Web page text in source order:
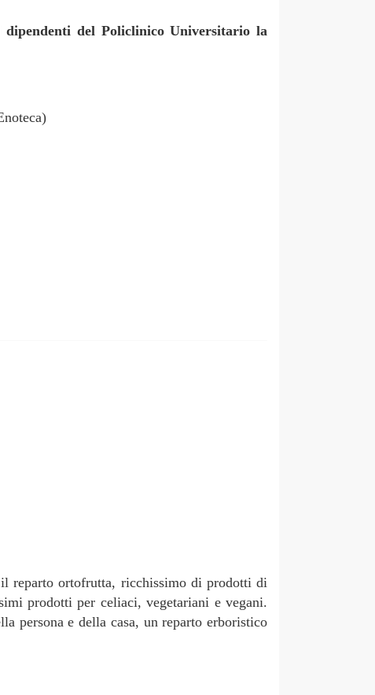
del Policlinico Universitario la
reparto ortofrutta, ricchissimo di prodotti di
prodotti per celiaci, vegetariani e vegani.
persona e della casa, un reparto erboristico